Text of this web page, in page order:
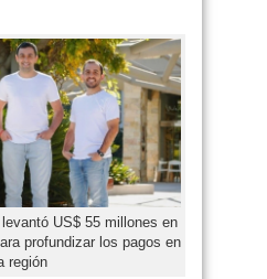
US$ 55 millones en
profundizar los pagos en
región